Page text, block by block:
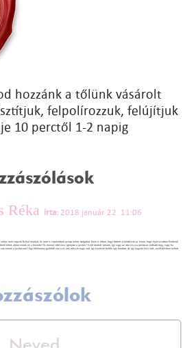
hozzánk a tőlünk vásárolt
felpolírozzuk, felújítjuk
10 perctől 1-2 napig
Réka írta: 2018 január 22. 11:06
nem végzek fizikai munkát, és nem is cipekedtem aznap nehéz dolgokat. Nem is értem, hogy történt. A kérdésem az lenne, hogy ilyen esetben Önöknél
lehet, akkor ennek mi a menete? És mennyi időt vesz igénybe a javítás? Győr mellett lakunk, így vagy az oda-vissza postázás oldható meg, vagy ha
ennek a javításnak? Egy fehérarany gyűrűről van szó, ami először nagy volt, így kivettek belőle egy darabot, de így nagyon kicsi lett, ezért bővíteni kellett